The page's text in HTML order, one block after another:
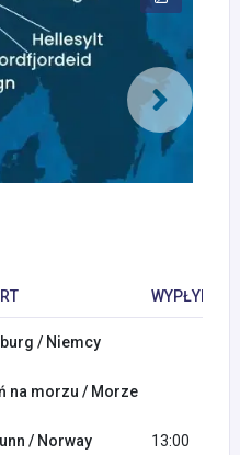
/ Niemcy
na morzu / Morze
/ Norway 13:00